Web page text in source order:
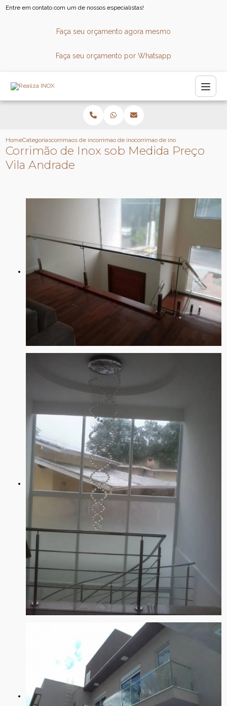
Entre em contato com um de nossos especialistas!
Faça seu orçamento agora mesmo
Faça seu orçamento por Whatsapp
HomeCategoriascorrimaos de inoxcorrimao de inox para consultorio
corrimao de inox sob medida
Corrimão de Inox sob Medida Preço
Vila Andrade